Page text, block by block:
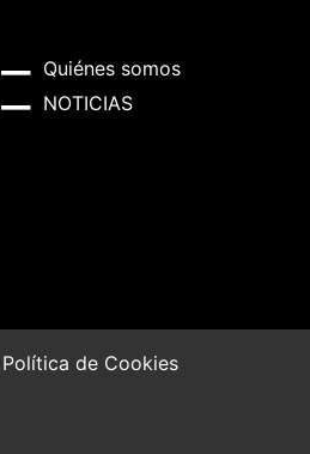
Quiénes somos
NOTICIAS
Política de Cookies